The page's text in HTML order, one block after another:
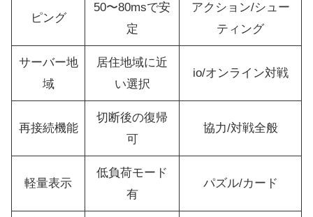
ピング
50〜80msで安
定
アクション/シュー
ティング
サーバー地
域
居住地域に近
い選択
io/オンライン対戦
再接続機能
切断後の復帰
可
協力/対戦全般
軽量表示
低負荷モード
有
パズル/カード